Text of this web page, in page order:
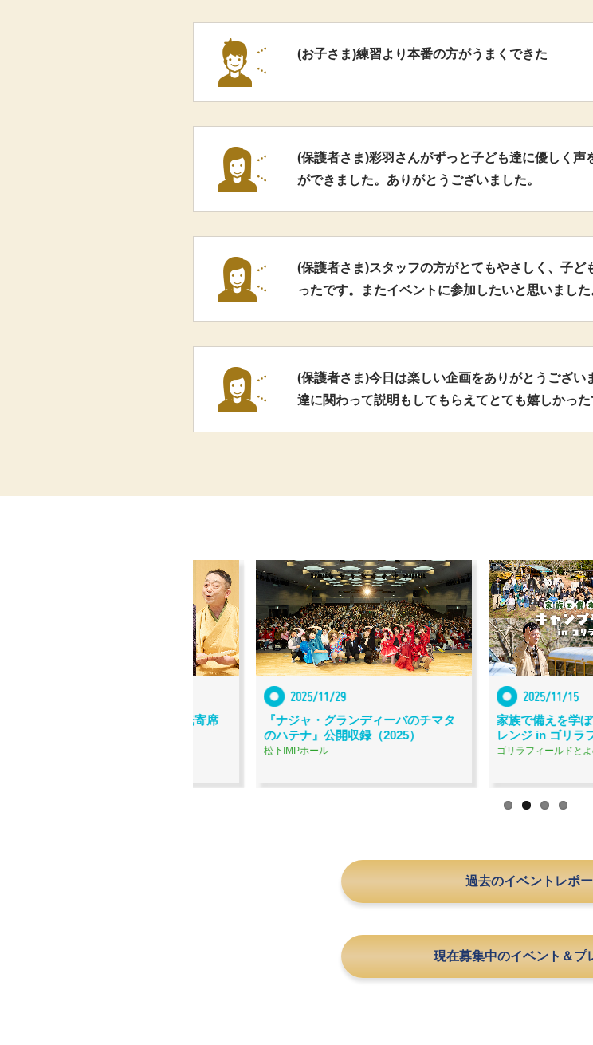
(お子さま)練習より本番の方がうまくできた
(保護者さま)彩羽さんがずっと子ども達に優しく
ができました。ありがとうございました。
(保護者さま)スタッフの方がとてもやさしく、子
ったです。またイベントに参加したいと思いまし
(保護者さま)今日は楽しい企画をありがとうござ
達に関わって説明もしてもらえてとても嬉しかった
2025/11/29
『ナジャ・グランディーバのチマタ
のハテナ』公開収録（2025）
松下IMPホール
2025/11/15
家族で備えを学ぼう！キャン
レンジ in ゴリラフィールド
ゴリラフィールドとよの
過去のイベントレポ
現在募集中のイベント＆プ